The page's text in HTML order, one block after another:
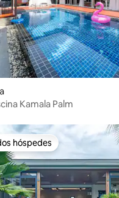
Kamala Palm
hóspedes
hóspedes